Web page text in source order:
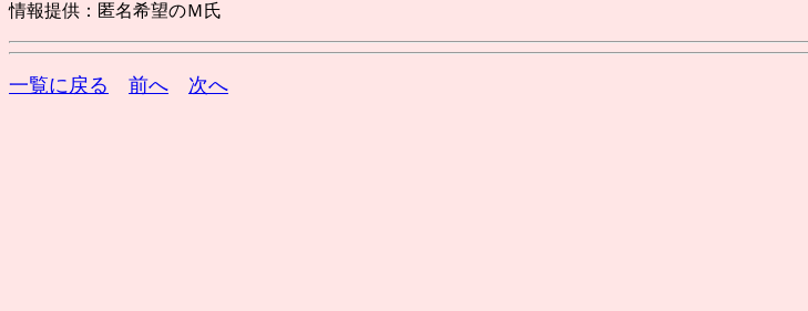
情報提供：匿名希望のＭ氏
一覧に戻る 前へ 次へ